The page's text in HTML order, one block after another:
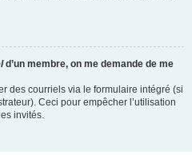
d’un membre, on me demande de me
des courriels via le formulaire intégré (si
Ceci pour empêcher l’utilisation
invités.